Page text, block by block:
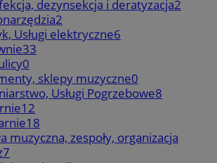
dezynsekcja i deratyzacja2
2
Usługi elektryczne6
33
0
sklepy muzyczne0
Usługi Pogrzebowe8
12
18
muzyczna, zespoły, organizacja
7